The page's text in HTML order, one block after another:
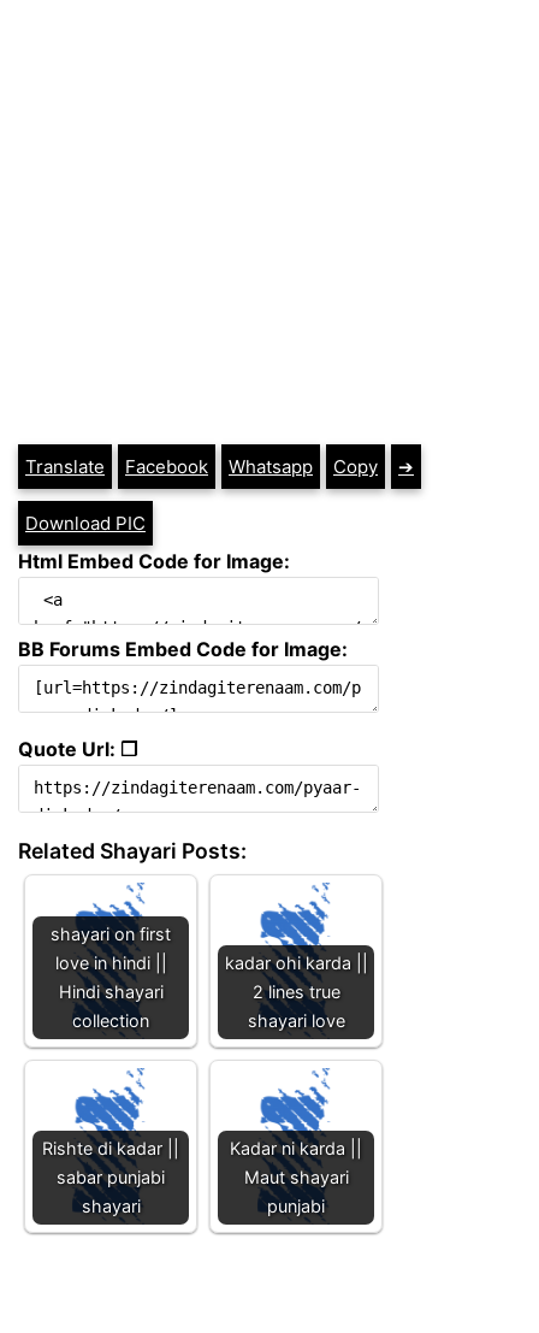
Translate Facebook Whatsapp Copy ➔
Download PIC
Html Embed Code for Image:
BB Forums Embed Code for Image:
Quote Url: ❐
Related Shayari Posts:
shayari on first
love in hindi ||
Hindi shayari
collection
kadar ohi karda ||
2 lines true
shayari love
Rishte di kadar ||
sabar punjabi
shayari
Kadar ni karda ||
Maut shayari
punjabi